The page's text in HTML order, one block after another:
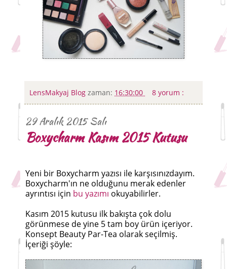
LensMakyaj Blog zaman: 16:30:00 8 yorum :
29 Aralık 2015 Salı
Boxycharm Kasım 2015 Kutusu
Yeni bir Boxycharm yazısı ile karşısınızdayım.
Boxycharm'ın ne olduğunu merak edenler
ayrıntısı için bu yazımı okuyabilirler.
Kasım 2015 kutusu ilk bakışta çok dolu
görünmese de yine 5 tam boy ürün içeriyor.
Konsept Beauty Par-Tea olarak seçilmiş.
İçeriği şöyle: